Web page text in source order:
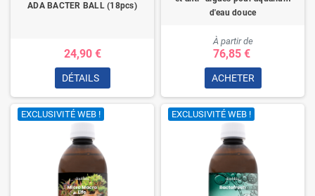
ADA BACTER BALL (18pcs)
24,90 €
DÉTAILS
d'eau douce
À partir de
76,85 €
ACHETER
EXCLUSIVITÉ WEB ! EXCLUSIVITÉ WEB !